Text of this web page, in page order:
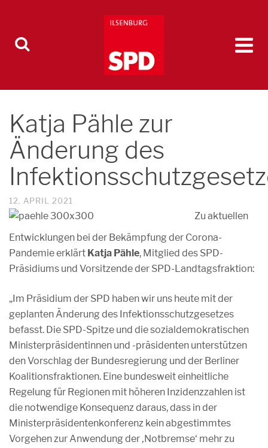
Katja Pähle zur
Änderung des
12. APRIL 2021
Zu aktuellen
Entwicklungen bei der Bekämpfung der Corona-
Pandemie erklärt Katja Pähle, Mitglied des SPD-
Präsidiums und Vorsitzende der SPD-Landtagsfraktion:
„Im Präsidium der SPD haben wir uns heute mit der
geplanten Änderung des Infektionsschutzgesetzes
befasst. Die SPD-Spitze und die sozialdemokratischen
Ministerpräsidentinnen und -präsidenten unterstützen
den Vorschlag der Bundesregierung und der Berliner
Koalitionsfraktionen. Eine bundesweit einheitliche
Regelung für Regionen mit höheren Inzidenzzahlen ist
die notwendige Konsequenz daraus, dass in der
Ministerpräsidentenkonferenz kein abgestimmtes
Vorgehen zur Anwendung der ‚Notbremse‘ mehr zu